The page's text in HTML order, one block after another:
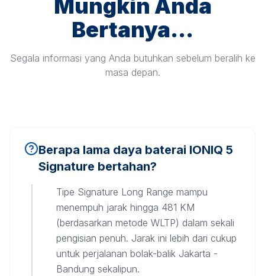
Mungkin Anda
Bertanya...
Segala informasi yang Anda butuhkan sebelum beralih ke
masa depan.
Berapa lama daya baterai IONIQ 5
Signature bertahan?
Tipe Signature Long Range mampu
menempuh jarak hingga 481 KM
(berdasarkan metode WLTP) dalam sekali
pengisian penuh. Jarak ini lebih dari cukup
untuk perjalanan bolak-balik Jakarta -
Bandung sekalipun.